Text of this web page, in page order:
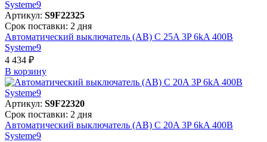
Артикул: S9F22325
Срок поставки: 2 дня
Автоматический выключатель (АВ) C 25A 3P 6kA 400В
Systeme9
4 434 ₽
В корзинy
Артикул: S9F22320
Срок поставки: 2 дня
Автоматический выключатель (АВ) C 20A 3P 6kA 400В
Systeme9